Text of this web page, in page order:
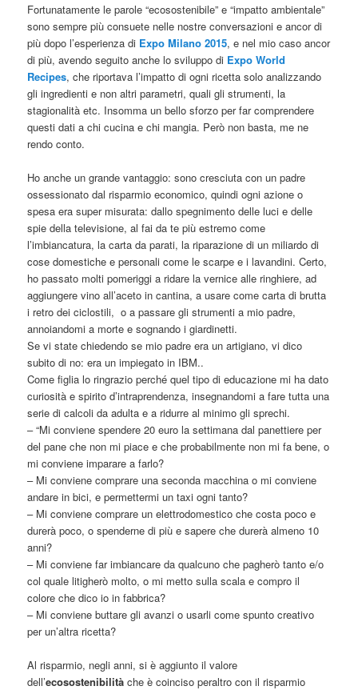
Fortunatamente le parole “ecosostenibile” e “impatto ambientale”
sono sempre più consuete nelle nostre conversazioni e ancor di
più dopo l’esperienza di Expo Milano 2015, e nel mio caso ancor
di più, avendo seguito anche lo sviluppo di Expo World
Recipes, che riportava l’impatto di ogni ricetta solo analizzando
gli ingredienti e non altri parametri, quali gli strumenti, la
stagionalità etc. Insomma un bello sforzo per far comprendere
questi dati a chi cucina e chi mangia. Però non basta, me ne
rendo conto.
Ho anche un grande vantaggio: sono cresciuta con un padre
ossessionato dal risparmio economico, quindi ogni azione o
spesa era super misurata: dallo spegnimento delle luci e delle
spie della televisione, al fai da te più estremo come
l’imbiancatura, la carta da parati, la riparazione di un miliardo di
cose domestiche e personali come le scarpe e i lavandini. Certo,
ho passato molti pomeriggi a ridare la vernice alle ringhiere, ad
aggiungere vino all’aceto in cantina, a usare come carta di brutta
i retro dei ciclostili, o a passare gli strumenti a mio padre,
annoiandomi a morte e sognando i giardinetti.
Se vi state chiedendo se mio padre era un artigiano, vi dico
subito di no: era un impiegato in IBM..
Come figlia lo ringrazio perché quel tipo di educazione mi ha dato
curiosità e spirito d’intraprendenza, insegnandomi a fare tutta una
serie di calcoli da adulta e a ridurre al minimo gli sprechi.
– “Mi conviene spendere 20 euro la settimana dal panettiere per
del pane che non mi piace e che probabilmente non mi fa bene, o
mi conviene imparare a farlo?
– Mi conviene comprare una seconda macchina o mi conviene
andare in bici, e permettermi un taxi ogni tanto?
– Mi conviene comprare un elettrodomestico che costa poco e
durerà poco, o spenderne di più e sapere che durerà almeno 10
anni?
– Mi conviene far imbiancare da qualcuno che pagherò tanto e/o
col quale litigherò molto, o mi metto sulla scala e compro il
colore che dico io in fabbrica?
– Mi conviene buttare gli avanzi o usarli come spunto creativo
per un’altra ricetta?
Al risparmio, negli anni, si è aggiunto il valore
dell’ecosostenibilità che è coinciso peraltro con il risparmio